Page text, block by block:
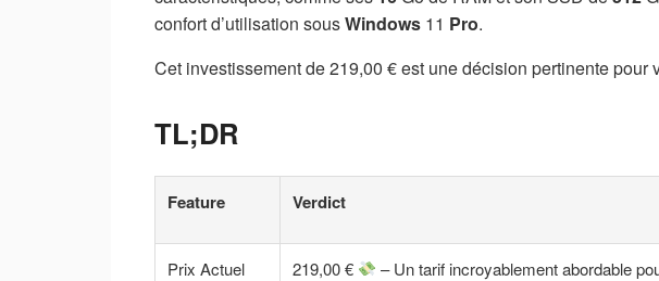
confort d’utilisation sousWindows 11 Pro.
Cet investissement de 219,00 € est une décision pertinente pour
TL;DR
Feature Verdict
Prix Actuel 219,00 € – Un tarif incroyablement abordable